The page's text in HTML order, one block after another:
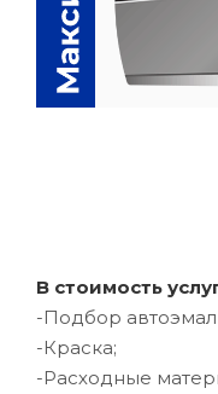
В стоимость
-Подбор
-Краска;
-Расходные